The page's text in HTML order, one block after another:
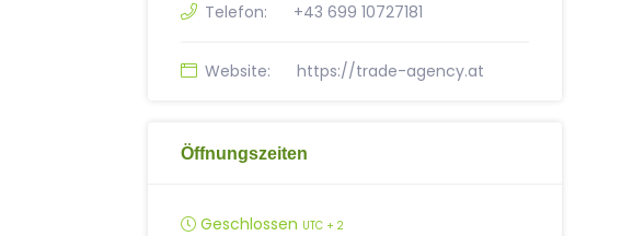
Telefon: +43 699 10727181
Website: https://trade-agency.at
Öffnungszeiten
Geschlossen UTC + 2